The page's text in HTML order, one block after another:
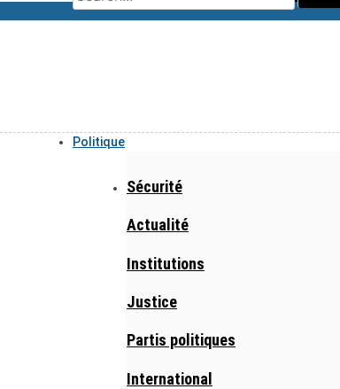
Politique
Sécurité
Actualité
Institutions
Justice
Partis politiques
International